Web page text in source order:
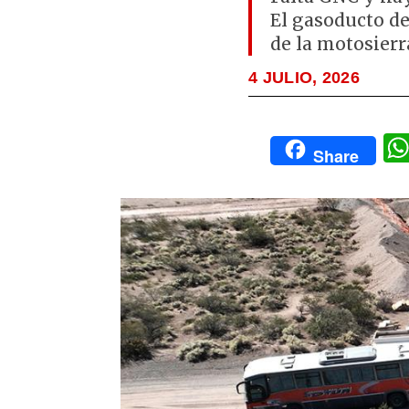
El gasoducto
de la
4 JULIO, 2026
Share